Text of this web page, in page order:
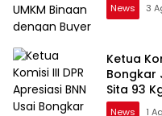
News 3
Ketua
Bongkar
Sita 93
News 1